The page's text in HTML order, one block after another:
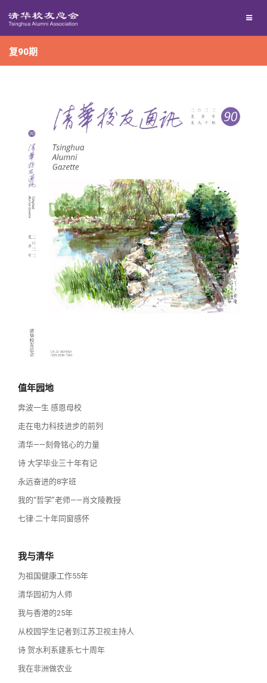
清华人物
青春风采
校友文苑
校友讲坛
校友视界
校友服务
信息化服务
三创大赛
实用信息
总会简介
会长致辞
总会章程
理事会名单
关闭
复90期
值年园地
奔波一生 感恩母校
走在电力科技进步的前列
清华——刻骨铭心的力量
诗 大学毕业三十年有记
永远奋进的8字班
我的“哲学”老师——肖文陵教授
七律·二十年同窗感怀
我与清华
为祖国健康工作55年
清华园初为人师
我与香港的25年
从校园学生记者到江苏卫视主持人
诗 贺水利系建系七十周年
我在非洲做农业